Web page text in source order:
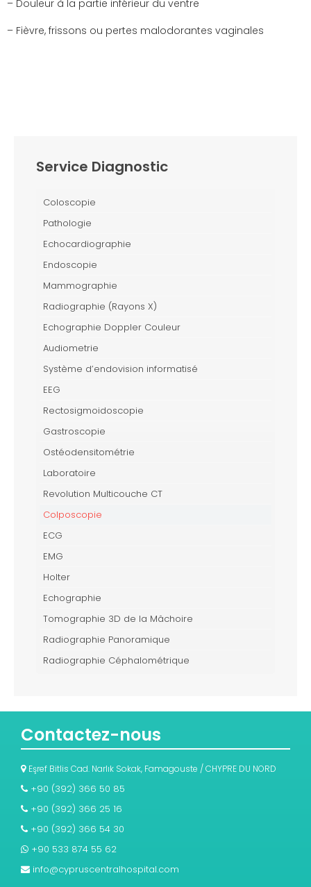
– Douleur à la partie inférieur du ventre
– Fièvre, frissons ou pertes malodorantes vaginales
Service Diagnostic
Coloscopie
Pathologie
Echocardiographie
Endoscopie
Mammographie
Radiographie (Rayons X)
Echographie Doppler Couleur
Audiometrie
Système d’endovision informatisé
EEG
Rectosigmoidoscopie
Gastroscopie
Ostéodensitométrie
Laboratoire
Revolution Multicouche CT
Colposcopie
ECG
EMG
Holter
Echographie
Tomographie 3D de la Mâchoire
Radiographie Panoramique
Radiographie Céphalométrique
Contactez-nous
Eşref Bitlis Cad. Narlık Sokak, Famagouste / CHYPRE DU NORD
+90 (392) 366 50 85
+90 (392) 366 25 16
+90 (392) 366 54 30
+90 533 874 55 62
info@cypruscentralhospital.com